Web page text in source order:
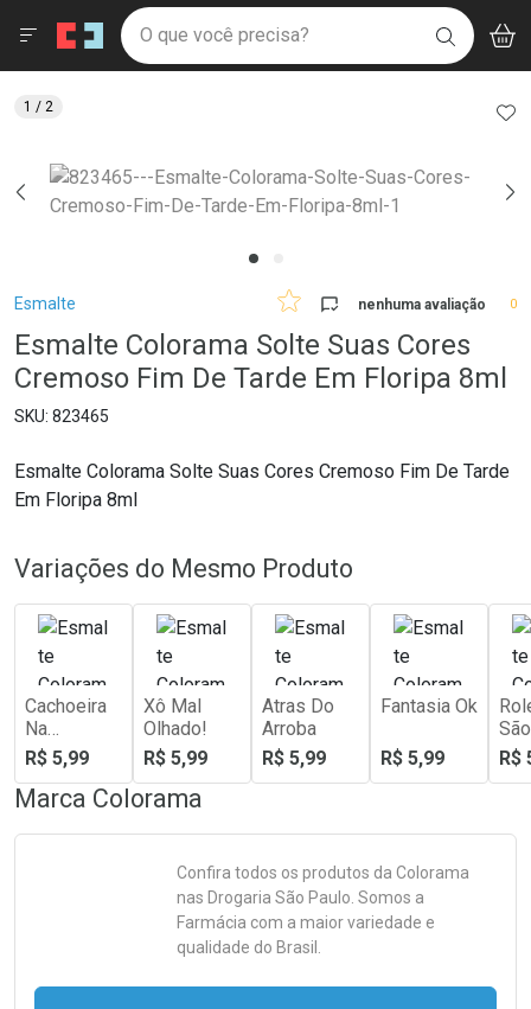
Drogaria São Paulo
Ir direto para a home
pela página
Ir direto para o conteúdo
Ir direto para a busca
Ir direto para a conta
Ir direto para a notificações
Ir direto para o carrinho
Ir direto para o menu
Faça a sua busca
O que você precisa? BUSCAR
Menu
Breadcrumb
Esmalte nenhuma avaliação 0
Esmalte Colorama Solte Suas Cores
Cremoso Fim De Tarde Em Floripa 8ml
823465
Esmalte Colorama Solte Suas Cores Cremoso Fim De Tarde
Em Floripa 8ml
1 / 2
Variações do Mesmo Produto
Cachoeira
Na
Chapada
R$ 5,99
Xô Mal
Olhado!
R$ 5,99
Atras Do
Arroba
R$ 5,99
Fantasia Ok
R$ 5,99
R$
Marca Colorama
Confira todos os produtos da Colorama
nas Drogaria São Paulo. Somos a
Farmácia com a maior variedade e
qualidade do Brasil.